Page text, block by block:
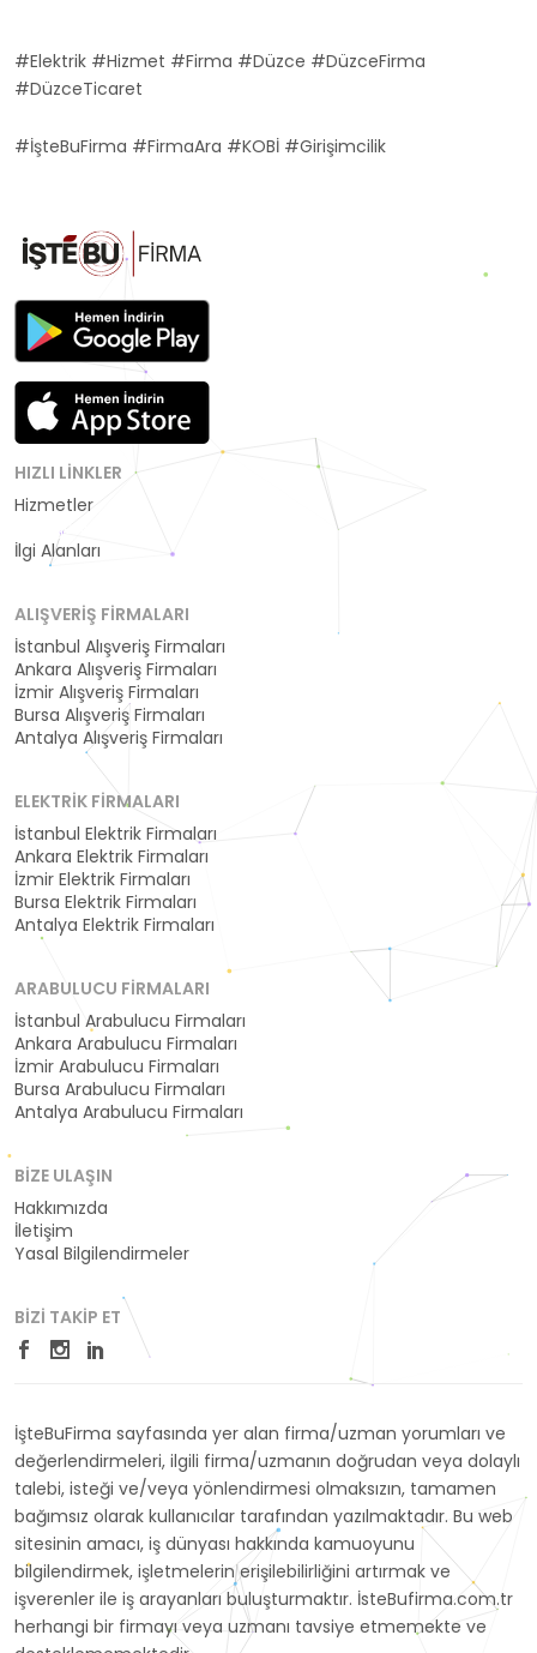
#Elektrik #Hizmet #Firma #Düzce #DüzceFirma
#DüzceTicaret
#İşteBuFirma #FirmaAra #KOBİ #Girişimcilik
HIZLI LINKLER
Hizmetler
Kategoriler
İlgi Alanları
ALIŞVERIŞ FIRMALARI
İstanbul Alışveriş Firmaları
Ankara Alışveriş Firmaları
İzmir Alışveriş Firmaları
Bursa Alışveriş Firmaları
Antalya Alışveriş Firmaları
ELEKTRIK FIRMALARI
İstanbul Elektrik Firmaları
Ankara Elektrik Firmaları
İzmir Elektrik Firmaları
Bursa Elektrik Firmaları
Antalya Elektrik Firmaları
ARABULUCU FIRMALARI
İstanbul Arabulucu Firmaları
Ankara Arabulucu Firmaları
İzmir Arabulucu Firmaları
Bursa Arabulucu Firmaları
Antalya Arabulucu Firmaları
BIZE ULAŞIN
Hakkımızda
İletişim
Yasal Bilgilendirmeler
BIZI TAKIP ET
İşteBuFirma sayfasında yer alan firma/uzman yorumları ve
değerlendirmeleri, ilgili firma/uzmanın doğrudan veya dolaylı
talebi, isteği ve/veya yönlendirmesi olmaksızın, tamamen
bağımsız olarak kullanıcılar tarafından yazılmaktadır. Bu web
sitesinin amacı, iş dünyası hakkında kamuoyunu
bilgilendirmek, işletmelerin erişilebilirliğini artırmak ve
işverenler ile iş arayanları buluşturmaktır. İsteBufirma.com.tr
herhangi bir firmayı veya uzmanı tavsiye etmemekte ve